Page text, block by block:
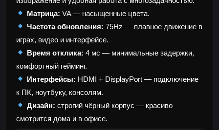
Матрица: VA — насыщенные цвета.
Частота обновления: 75Hz — плавное движение в
играх, видео и интерфейсе.
Время отклика: 4 мс — минимальные задержки,
комфортный гейминг.
Интерфейсы: HDMI + DisplayPort — подключение
к ПК, ноутбуку, консолям.
Дизайн: строгий чёрный корпус — красиво
смотрится дома и в офисе.